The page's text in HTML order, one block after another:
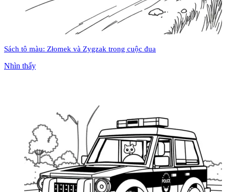
Sách tô màu: Złomek và Zygzak trong cuộc đua
Nhìn thấy